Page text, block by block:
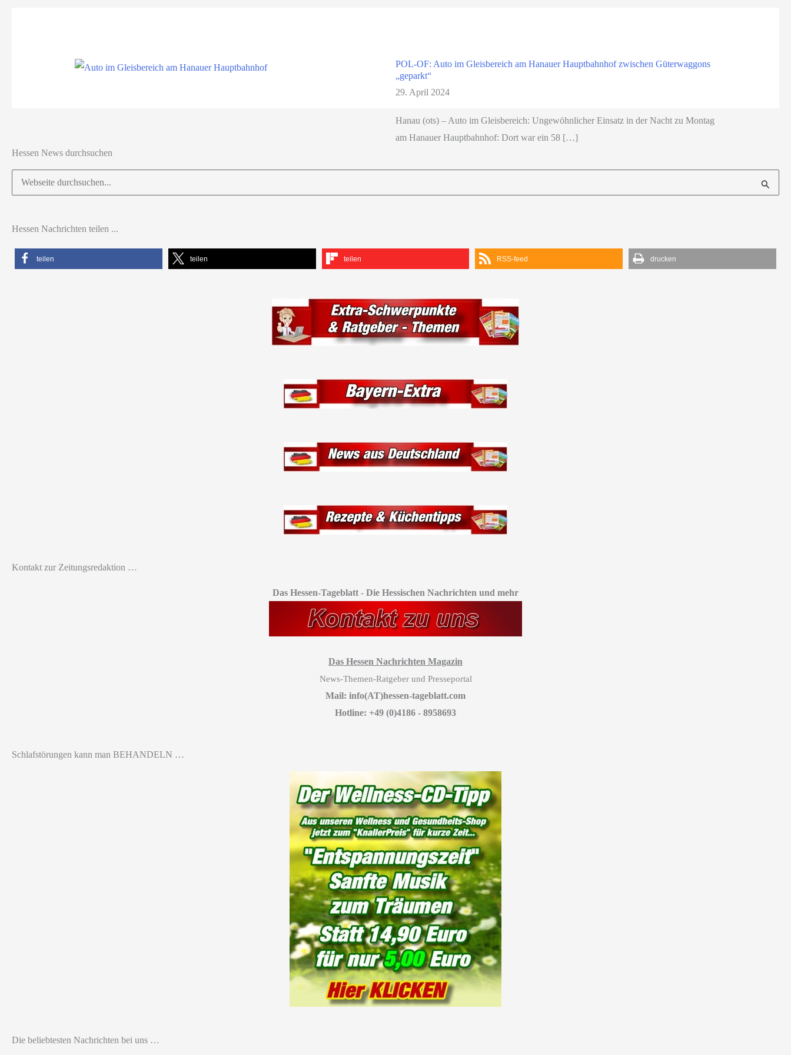
POL-OF: Auto im Gleisbereich am Hanauer Hauptbahnhof zwischen Güterwaggons
„geparkt“
29. April 2024
Hanau (ots) – Auto im Gleisbereich: Ungewöhnlicher Einsatz in der Nacht zu Montag
am Hanauer Hauptbahnhof: Dort war ein 58 […]
Hessen News durchsuchen
Suchen
nach:
Hessen Nachrichten teilen ...
teilen teilen teilen RSS-feed drucken
Kontakt zur Zeitungsredaktion …
Das Hessen-Tageblatt - Die Hessischen Nachrichten und mehr
Das Hessen Nachrichten Magazin
News-Themen-Ratgeber und Presseportal
Mail: info(AT)hessen-tageblatt.com
Hotline: +49 (0)4186 - 8958693
Schlafstörungen kann man BEHANDELN …
Die beliebtesten Nachrichten bei uns …